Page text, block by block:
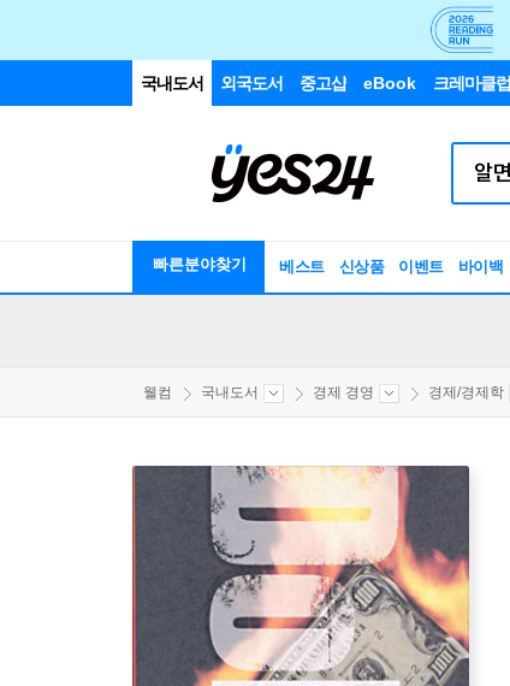
국내도서 외국도서 중고샵 eBook 크레마클럽
빠른분야찾기 베스트 신상품 이벤트 바이백
웰컴 국내도서 경제 경영 경제/경제학